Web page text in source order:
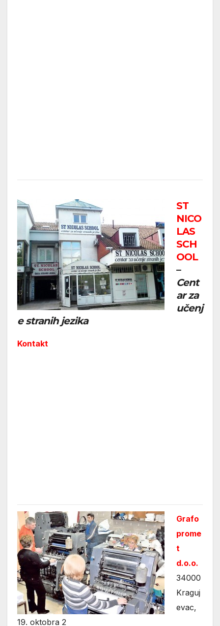
ST
NICO
LAS
SCH
OOL
–
Cent
ar za
učenj
e stranih jezika
Kontakt
Grafo
prome
t
d.o.o.
34000
Kraguj
evac,
19. oktobra 2